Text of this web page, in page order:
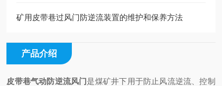
矿用皮带巷过风门防逆流装置的维护和保养方法
产品介绍
皮带巷气动防逆流风门 是煤矿井下用于防止风流逆流、控制